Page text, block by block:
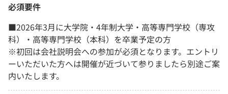
必須要件
■2026年3月に大学院・4年制大学・高等専門学校（専攻
科）・高等専門学校（本科）を卒業予定の方
※初回は会社説明会への参加が必須となります。エントリ
ーいただいた方へは開催が近づいて参りましたら別途ご案
内いたします。